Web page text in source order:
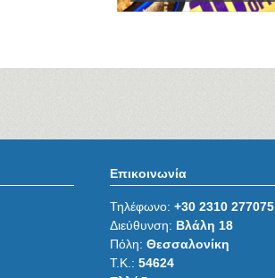
Επικοινωνία
Τηλέφωνο:+30 2310 277075
Διεύθυνση: Βλάλη 18
Πόλη:Θεσσαλονίκη
Τ.Κ.:54624